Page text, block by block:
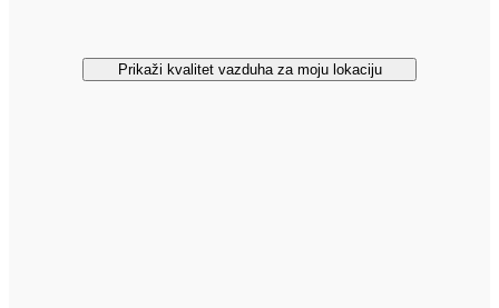
Prikaži kvalitet vazduha za moju lokaciju